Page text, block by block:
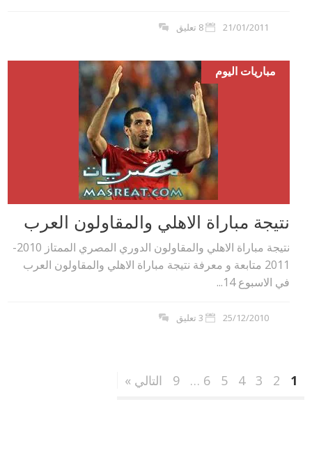
21/01/2011 8 تعليق
مباريات اليوم
نتيجة مباراة الاهلي والمقاولون العرب
نتيجة مباراة الاهلي والمقاولون الدوري المصري الممتاز 2010-
2011 متابعة و معرفة نتيجة مباراة الاهلي والمقاولون العرب
في الاسبوع 14...
25/12/2010 3 تعليق
1
2
3
4
5
6
…
9 التالي »